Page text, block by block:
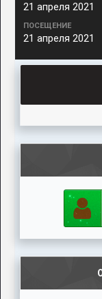
21 апреля 2021
ПОСЕЩЕНИЕ
21 апреля 2021